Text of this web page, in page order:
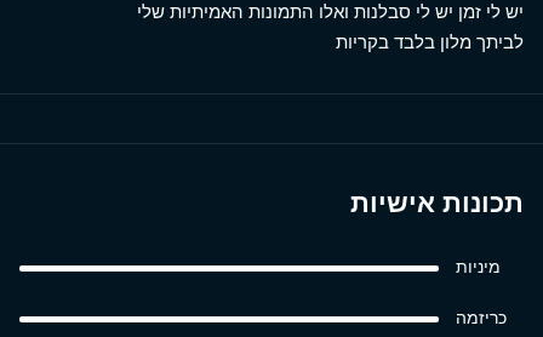
יש לי זמן יש לי סבלנות ואלו התמונות האמיתיות שלי
לביתך מלון בלבד בקריות
תכונות אישיות
מיניות
כריזמה